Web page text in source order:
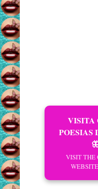
VISITA
POESIAS
VISIT THE